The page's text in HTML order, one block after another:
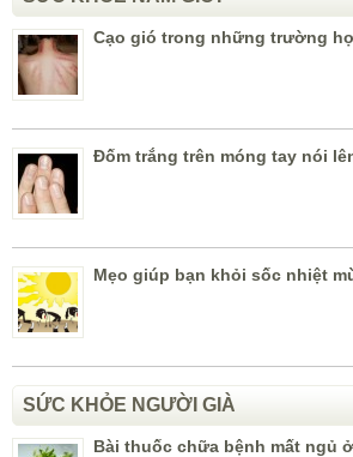
Cạo gió trong những trường
Đốm trắng trên móng tay nói
Mẹo giúp bạn khỏi sốc nhiệt
SỨC KHỎE NGƯỜI GIÀ
Bài thuốc chữa bệnh mất ngủ